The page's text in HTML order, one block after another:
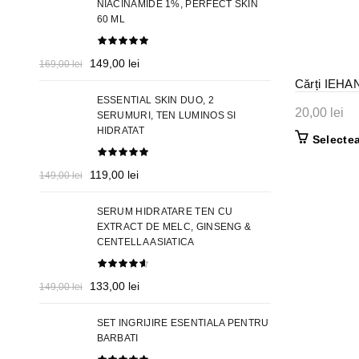
Cărți
20,00 lei
49,00 lei
la
56,00 lei
NIACINAMIDE 1%, PERFECT SKIN
60 ML
169,00lei
Prețul
fost:
169,00 lei.
149,00 lei
este:
149,00 lei.
ESSENTIAL SKIN DUO, 2
SERUMURI, TEN LUMINOS SI
HIDRATAT
149,00lei
Prețul
fost:
149,00 lei.
119,00 lei
este:
119,00 lei.
SERUM HIDRATARE TEN CU
EXTRACT DE MELC, GINSENG &
CENTELLA ASIATICA
149,00lei
Prețul
fost:
149,00 lei.
133,00 lei
este:
SET INGRIJIRE ESENTIALA PENTRU
BARBATI